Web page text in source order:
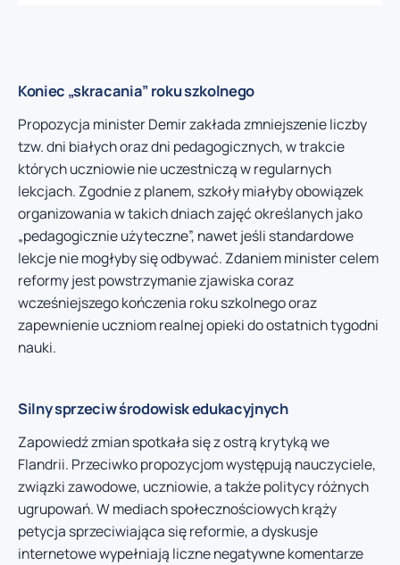
Koniec „skracania” roku szkolnego
Propozycja minister Demir zakłada zmniejszenie liczby
tzw. dni białych oraz dni pedagogicznych, w trakcie
których uczniowie nie uczestniczą w regularnych
lekcjach. Zgodnie z planem, szkoły miałyby obowiązek
organizowania w takich dniach zajęć określanych jako
„pedagogicznie użyteczne”, nawet jeśli standardowe
lekcje nie mogłyby się odbywać. Zdaniem minister celem
reformy jest powstrzymanie zjawiska coraz
wcześniejszego kończenia roku szkolnego oraz
zapewnienie uczniom realnej opieki do ostatnich tygodni
nauki.
Silny sprzeciw środowisk edukacyjnych
Zapowiedź zmian spotkała się z ostrą krytyką we
Flandrii. Przeciwko propozycjom występują nauczyciele,
związki zawodowe, uczniowie, a także politycy różnych
ugrupowań. W mediach społecznościowych krąży
petycja sprzeciwiająca się reformie, a dyskusje
internetowe wypełniają liczne negatywne komentarze